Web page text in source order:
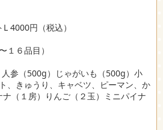
4000円（税込）
１６品目）
人参（500g）じゃがいも（500g）小
、きゅうり、キャベツ、ピーマン、か
（１房）りんご（２玉）ミニパイナ